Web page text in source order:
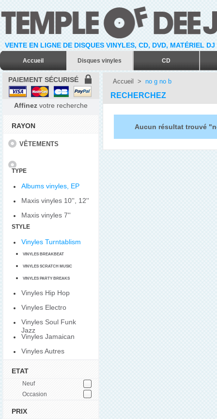
VENTE EN LIGNE DE DISQUES VINYLES, CD, DVD, MATÉRIEL
Accueil Disques vinyles CD
PAIEMENT SÉCURISÉ
Affinez votre recherche
RAYON
VÊTEMENTS
TYPE
Albums vinyles, EP
Maxis vinyles 10'', 12''
Maxis vinyles 7''
STYLE
Vinyles Turntablism
VINYLES BREAKBEAT
VINYLES SCRATCH MUSIC
VINYLES PARTY BREAKS
Vinyles Hip Hop
Vinyles Electro
Vinyles Soul Funk
Jazz
Vinyles Jamaican
Vinyles Autres
ETAT
Neuf
Occasion
PRIX
Accueil > no g no b
RECHERCHEZ
Aucun résultat trouvé